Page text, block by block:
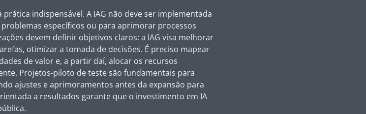
prática indispensável. A IAG não deve ser implementada
específicos ou para aprimorar processos
devem definir objetivos claros: a IAG visa melhorar
otimizar a tomada de decisões. É preciso mapear
de valor e, a partir daí, alocar os recursos
Projetos-piloto de teste são fundamentais para
ajustes e aprimoramentos antes da expansão para
a resultados garante que o investimento em IA